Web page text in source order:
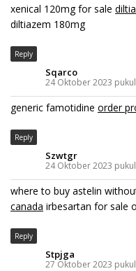
xenical 120mg for sale
diltiazem 180mg
Reply
Sqarco
24 Oktober 2023
generic famotidine order
Reply
Szwtgr
24 Oktober 2023
where to buy astelin
canada irbesartan for sale
Reply
Stpjga
27 Oktober 2023